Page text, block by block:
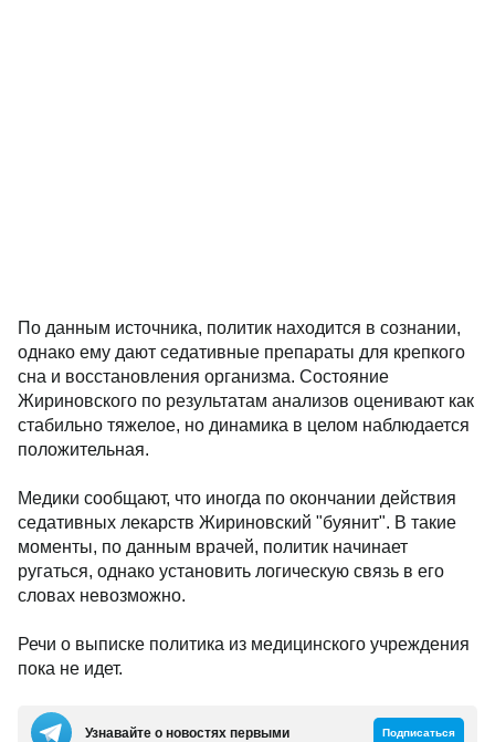
По данным источника, политик находится в сознании,
однако ему дают седативные препараты для крепкого
сна и восстановления организма. Состояние
Жириновского по результатам анализов оценивают как
стабильно тяжелое, но динамика в целом наблюдается
положительная.
Медики сообщают, что иногда по окончании действия
седативных лекарств Жириновский "буянит". В такие
моменты, по данным врачей, политик начинает
ругаться, однако установить логическую связь в его
словах невозможно.
Речи о выписке политика из медицинского учреждения
пока не идет.
Узнавайте о новостях первыми Подписаться